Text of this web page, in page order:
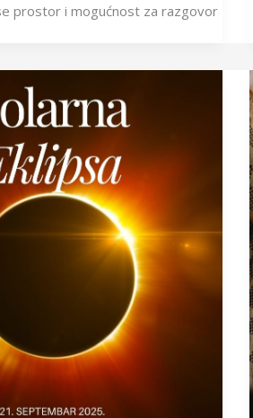
prostor i mogućnost za razgovor